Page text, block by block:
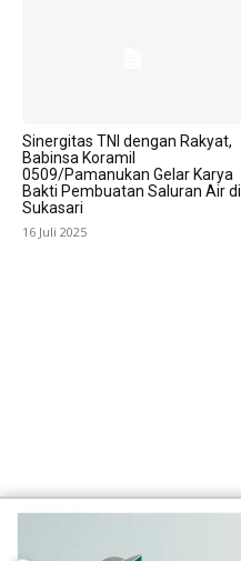
Sinergitas TNI dengan Rakyat,
Babinsa Koramil
0509/Pamanukan Gelar Karya
Bakti Pembuatan Saluran Air di
Sukasari
16 Juli 2025